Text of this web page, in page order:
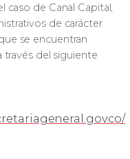
caso de Canal Capital,
de carácter
se encuentran
través del siguiente